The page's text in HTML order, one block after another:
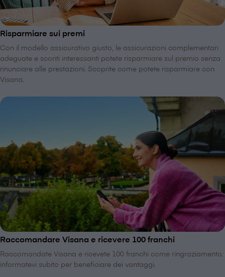
Risparmiare sui premi
Con il modello assicurativo giusto, le assicurazioni complementari
adeguate e sconti interessanti potete risparmiare sul premio senza
rinunciare alle prestazioni. Scoprite come potete risparmiare con
V⁠i⁠s⁠a⁠n⁠a.
Raccomandare V⁠i⁠s⁠a⁠n⁠a e ricevere 100 franchi
Raccomandate V⁠i⁠s⁠a⁠n⁠a e ricevete 100 franchi come ringraziamento:
informatevi subito per beneficiare dei vantaggi.